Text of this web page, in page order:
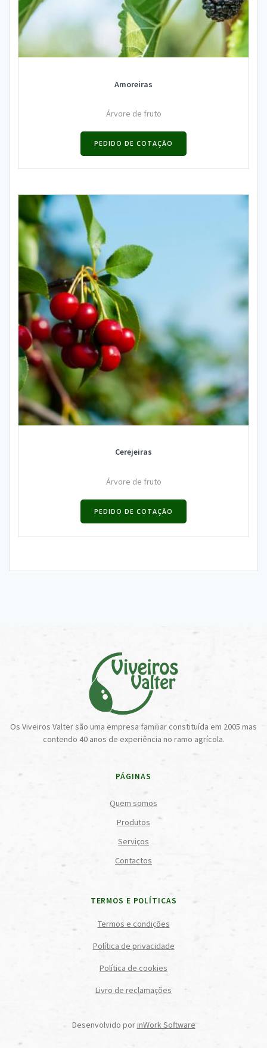
Amoreiras
Árvore de fruto
PEDIDO DE COTAÇÃO
Cerejeiras
Árvore de fruto
PEDIDO DE COTAÇÃO
Os Viveiros Valter são uma empresa familiar constituída em 2005 mas
contendo 40 anos de experiência no ramo agrícola.
PÁGINAS
Quem somos
Produtos
Serviços
Contactos
TERMOS E POLÍTICAS
Termos e condições
Política de privacidade
Política de cookies
Livro de reclamações
Desenvolvido porinWork Software